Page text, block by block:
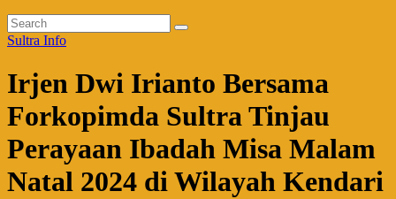
Sultra Info
Irjen Dwi Irianto Bersama
Forkopimda Sultra Tinjau
Perayaan Ibadah Misa Malam
Natal 2024 di Wilayah Kendari